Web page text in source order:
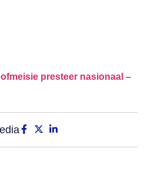
presteer nasionaal –